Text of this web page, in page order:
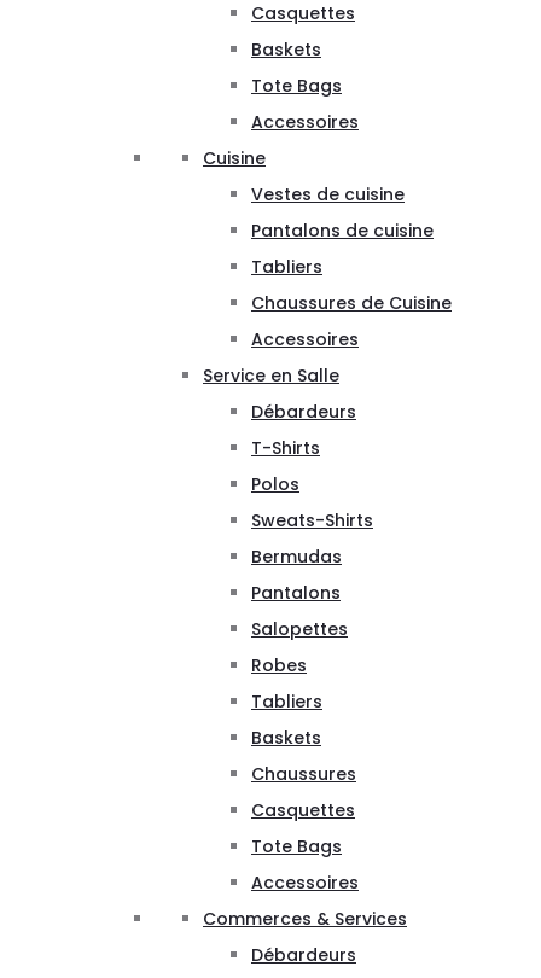
Casquettes
Baskets
Tote Bags
Accessoires
Cuisine
Vestes de cuisine
Pantalons de cuisine
Tabliers
Chaussures de Cuisine
Accessoires
Service en Salle
Débardeurs
T-Shirts
Polos
Sweats-Shirts
Bermudas
Pantalons
Salopettes
Robes
Tabliers
Baskets
Chaussures
Casquettes
Tote Bags
Accessoires
Commerces & Services
Débardeurs